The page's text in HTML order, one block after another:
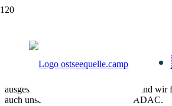
Wir haben als digitaler und innovativer
ausgeschrieben. Das finden wir toll und wir
auch unsere
beim ADAC.